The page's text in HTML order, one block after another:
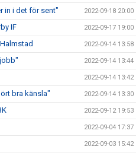
in i det för sent" 2022-09-18 20:00
IF 2022-09-17 19:00
2022-09-14 13:58
2022-09-14 13:44
2022-09-14 13:42
bra känsla" 2022-09-14 13:30
2022-09-12 19:53
2022-09-04 17:37
2022-09-03 15:42